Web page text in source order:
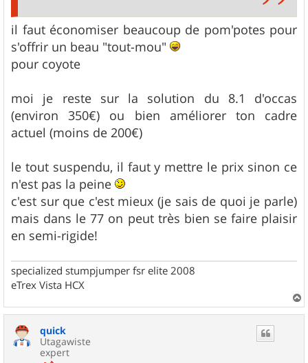
il faut économiser beaucoup de pom'potes pour
s'offrir un beau "tout-mou"
pour coyote
moi je reste sur la solution du 8.1 d'occas
(environ 350€) ou bien améliorer ton cadre
actuel (moins de 200€)
le tout suspendu, il faut y mettre le prix sinon ce
n'est pas la peine
c'est sur que c'est mieux (je sais de quoi je parle)
mais dans le 77 on peut très bien se faire plaisir
en semi-rigide!
specialized stumpjumper fsr elite 2008
eTrex Vista HCX
a
quick
Utagawiste
expert